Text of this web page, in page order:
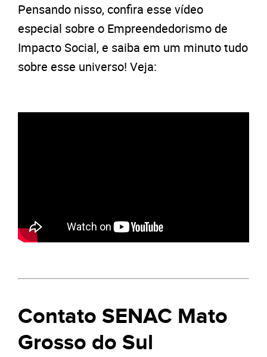
Pensando nisso, confira esse vídeo
especial sobre o Empreendedorismo de
Impacto Social, e saiba em um minuto tudo
sobre esse universo! Veja:
Contato SENAC Mato
Grosso do Sul